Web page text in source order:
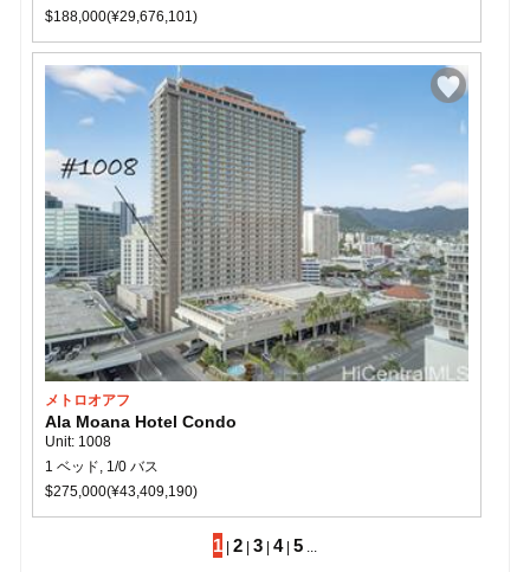
$188,000(¥29,676,101)
メトロオアフ
Ala Moana Hotel Condo
Unit: 1008
1 ベッド, 1/0 バス
$275,000(¥43,409,190)
1 2 3 4| 5 ...